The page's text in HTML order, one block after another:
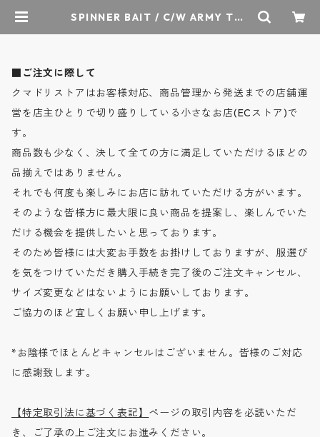
SPINNER BAIT / C/W ARMY TWI
■ご注文に際して
クマドリストアはお客様対応、商品管理から発送までの店舗運
営を店主ひとりで切り盛りしている小さなお店(ECストア)で
す。
商品数も少なく、決して全ての方に満足していただけるほどの
品揃えではありません。
それでも何度も楽しみにお店に訪れていただける方がいます。
そのような皆様方に最大限に良い商品を提案し、楽しんでいた
だける機会を提供したいと思っております。
そのため皆様には大変お手数をお掛けしておりますが、服選び
を気をつけていただき購入手続き完了後のご注文キャンセル、
サイズ変更などはないようにお願いしております。
ご協力のほど宜しくお願い申し上げます。
*お陰様でほとんどキャンセルはございません。皆様のご対応
に感謝致します。
【特定取引法に基づく表記】 ページの取引内容を必読いただ
き、ご了承の上ご注文にお進みください。